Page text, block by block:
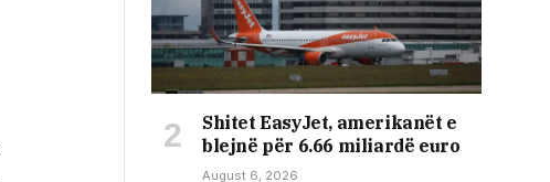
Shitet EasyJet, amerikanët e
blejnë për 6.66 miliardë euro
August 6, 2026